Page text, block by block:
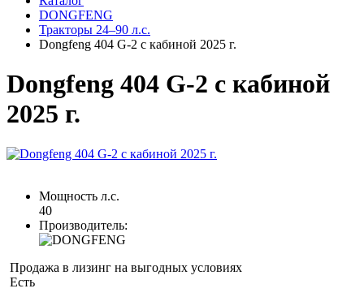
DONGFENG
Тракторы 24–90 л.с.
Dongfeng 404 G-2 с кабиной 2025 г.
Dongfeng 404 G-2 с кабиной
2025 г.
Мощность л.с.
40
Производитель:
Продажа в лизинг на выгодных условиях
Есть